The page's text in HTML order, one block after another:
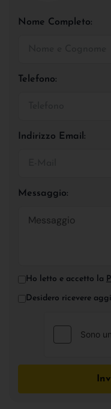
Nome Completo:
Telefono:
Indirizzo Email:
Messaggio:
Ho letto e accetto la
Desidero ricevere